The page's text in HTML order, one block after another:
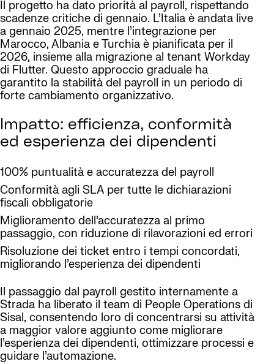
Il progetto ha dato priorità al payroll, rispettando
scadenze critiche di gennaio. L’Italia è andata live
a gennaio 2025, mentre l’integrazione per
Marocco, Albania e Turchia è pianificata per il
2026, insieme alla migrazione al tenant Workday
di Flutter. Questo approccio graduale ha
garantito la stabilità del payroll in un periodo di
forte cambiamento organizzativo.
Impatto: efficienza, conformità
ed esperienza dei dipendenti
100% puntualità e accuratezza del payroll
Conformità agli SLA per tutte le dichiarazioni
fiscali obbligatorie
Miglioramento dell’accuratezza al primo
passaggio, con riduzione di rilavorazioni ed errori
Risoluzione dei ticket entro i tempi concordati,
migliorando l’esperienza dei dipendenti
Il passaggio dal payroll gestito internamente a
Strada ha liberato il team di People Operations di
Sisal, consentendo loro di concentrarsi su attività
a maggior valore aggiunto come migliorare
l’esperienza dei dipendenti, ottimizzare processi e
guidare l’automazione.